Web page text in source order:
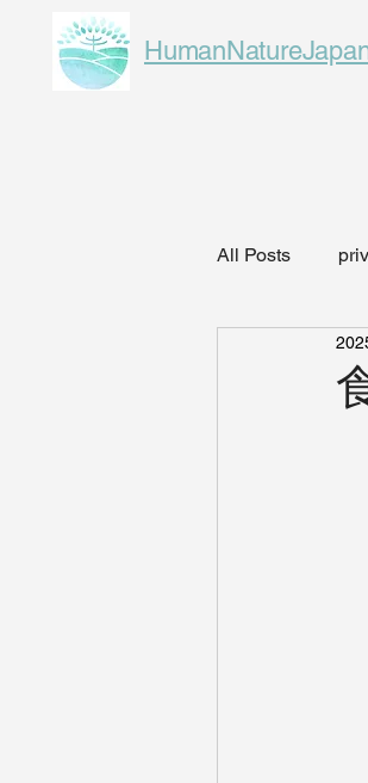
All Posts
こ